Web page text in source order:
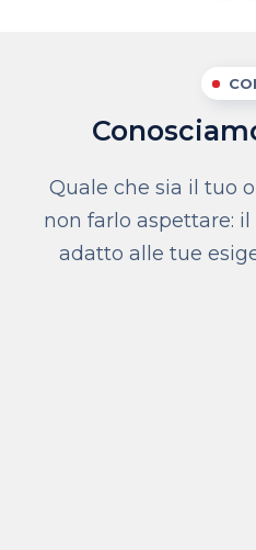
Quale che sia il tuo
non farlo aspettare:
adatto alle tue